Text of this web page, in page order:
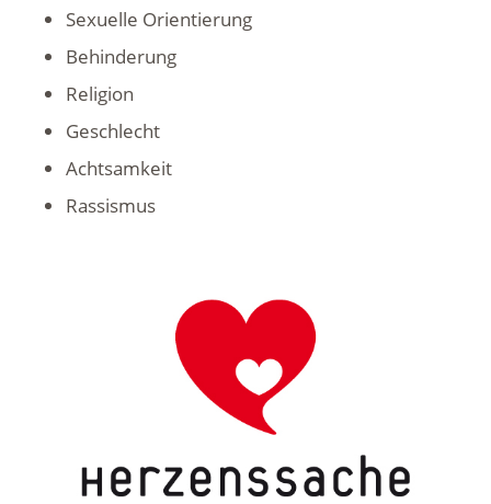
Sexuelle Orientierung
Behinderung
Religion
Geschlecht
Achtsamkeit
Rassismus